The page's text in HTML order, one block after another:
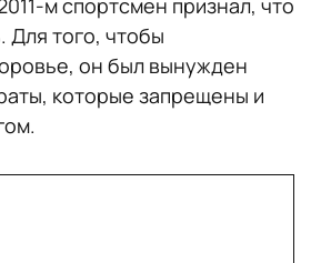
Для того, чтобы
он был вынужден
которые запрещены и